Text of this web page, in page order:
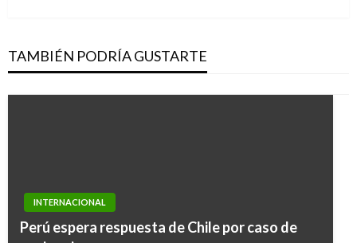
TAMBIÉN PODRÍA GUSTARTE
INTERNACIONAL
Perú espera respuesta de Chile por caso de